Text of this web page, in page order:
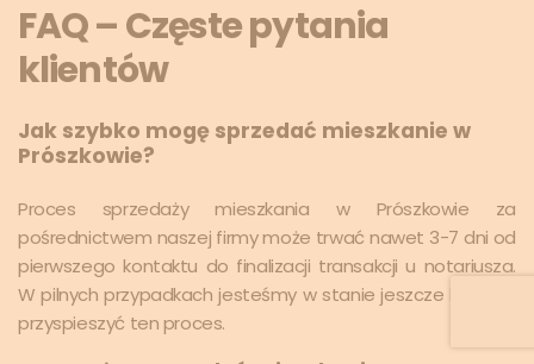
FAQ – Częste pytania
klientów
Jak szybko mogę sprzedać mieszkanie w
Prószkowie?
Proces sprzedaży mieszkania w Prószkowie za
pośrednictwem naszej firmy może trwać nawet 3-7 dni od
pierwszego kontaktu do finalizacji transakcji u notariusza.
W pilnych przypadkach jesteśmy w stanie jeszcze bardziej
przyspieszyć ten proces.